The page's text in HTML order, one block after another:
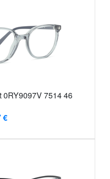
7514 46
€